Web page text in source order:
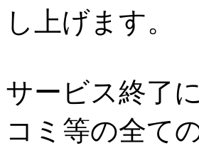
し上げます。
サービス終了
コミ等の全て